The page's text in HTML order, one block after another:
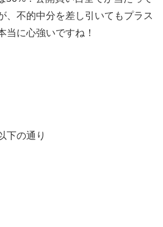
、不的中分を差し引いてもプラス
当に心強いですね！
下の通り